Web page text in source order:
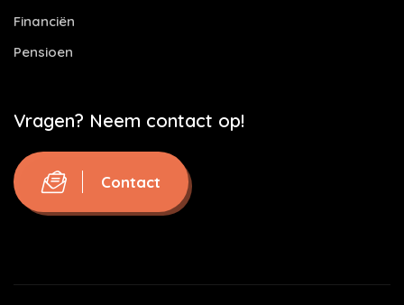
Financiën
Pensioen
Vragen? Neem contact op!
Contact